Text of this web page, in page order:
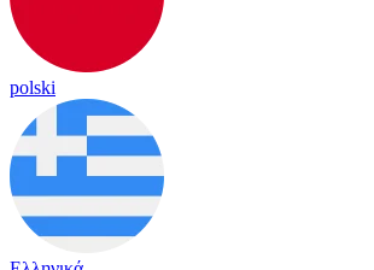
polski